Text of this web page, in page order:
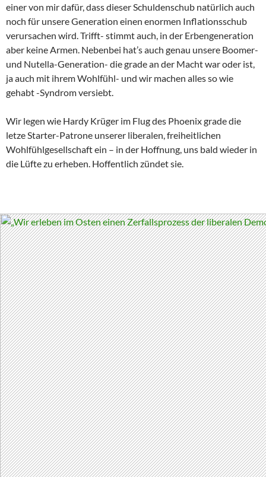
einer von mir dafür, dass dieser Schuldenschub natürlich auch
noch für unsere Generation einen enormen Inflationsschub
verursachen wird. Trifft- stimmt auch, in der Erbengeneration
aber keine Armen. Nebenbei hat’s auch genau unsere Boomer-
und Nutella-Generation- die grade an der Macht war oder ist,
ja auch mit ihrem Wohlfühl- und wir machen alles so wie
gehabt -Syndrom versiebt.
Wir legen wie Hardy Krüger im Flug des Phoenix grade die
letze Starter-Patrone unserer liberalen, freiheitlichen
Wohlfühlgesellschaft ein – in der Hoffnung, uns bald wieder in
die Lüfte zu erheben. Hoffentlich zündet sie.